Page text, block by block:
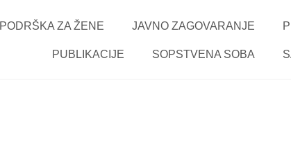
PODRŠKA ZA ŽENE JAVNO ZAGOVARANJE
PUBLIKACIJE SOPSTVENA SOBA